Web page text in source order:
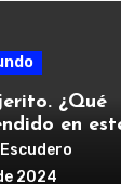
¿Qué
en
2a, L1
/ 2024
2024